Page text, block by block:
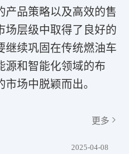
产品策略以及高效的售
场层级中取得了良好的
继续巩固在传统燃油车
源和智能化领域的布
场中脱颖而出。
更多
2025-04-08